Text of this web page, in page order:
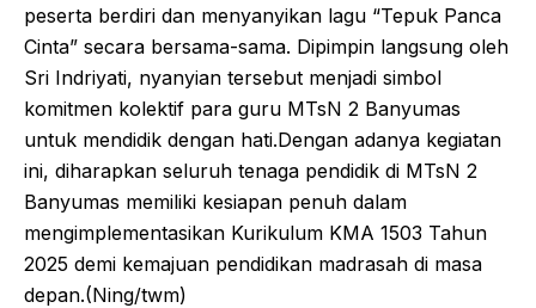
peserta berdiri dan menyanyikan lagu “Tepuk Panca
Cinta” secara bersama-sama. Dipimpin langsung oleh
Sri Indriyati, nyanyian tersebut menjadi simbol
komitmen kolektif para guru MTsN 2 Banyumas
untuk mendidik dengan hati.Dengan adanya kegiatan
ini, diharapkan seluruh tenaga pendidik di MTsN 2
Banyumas memiliki kesiapan penuh dalam
mengimplementasikan Kurikulum KMA 1503 Tahun
2025 demi kemajuan pendidikan madrasah di masa
depan.(Ning/twm)